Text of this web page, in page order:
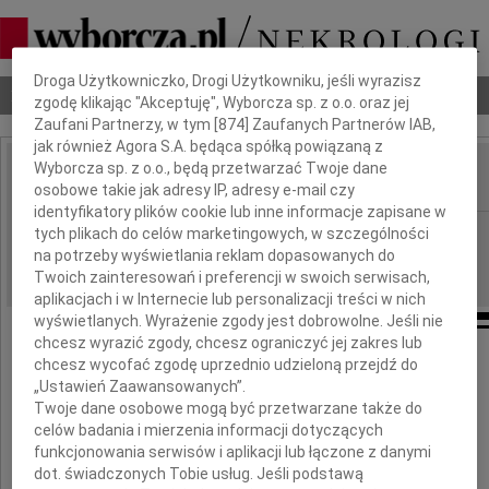
Nekrologi Odeszli Poradnik pogrzebowy
IMIĘ I NAZWISKO:
REGION: Gdańsk
DATA EMISJI: 16.10.2023
Panu
Rafałowi Terleckiemu
Dbamy o Twoją prywatność
Droga Użytkowniczko, Drogi Użytkowniku, jeśli wyrazisz
zgodę klikając "Akceptuję", Wyborcza sp. z o.o. oraz jej
Zaufani Partnerzy, w tym [874 ] Zaufanych Partnerów IAB,
jak również Agora S.A. będąca spółką powiązaną z
Wyborcza sp. z o.o., będą przetwarzać Twoje dane
osobowe takie jak adresy IP, adresy e-mail czy
identyfikatory plików cookie lub inne informacje zapisane w
tych plikach do celów marketingowych, w szczególności
na potrzeby wyświetlania reklam dopasowanych do
Twoich zainteresowań i preferencji w swoich serwisach,
aplikacjach i w Internecie lub personalizacji treści w nich
wyświetlanych. Wyrażenie zgody jest dobrowolne. Jeśli nie
chcesz wyrazić zgody, chcesz ograniczyć jej zakres lub
chcesz wycofać zgodę uprzednio udzieloną przejdź do
„Ustawień Zaawansowanych”.
Twoje dane osobowe mogą być przetwarzane także do
celów badania i mierzenia informacji dotyczących
funkcjonowania serwisów i aplikacji lub łączone z danymi
dot. świadczonych Tobie usług. Jeśli podstawą